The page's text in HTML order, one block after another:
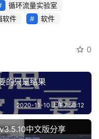
循环流量实验室
软件 软件
0
的只是结果
2020-11-10 上午7:50:12
中文版分享